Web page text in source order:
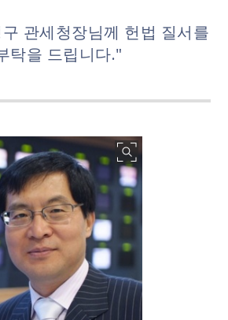
관세청장님께 헌법 질서를
탁을 드립니다."